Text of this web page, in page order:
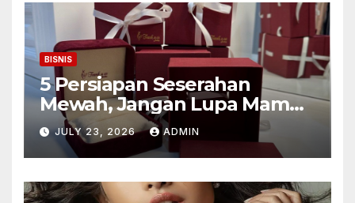
BISNIS
5 Persiapan Seserahan
Mewah, Jangan Lupa Mampir
ke Toko Emas Galaxy Mall
Surabaya
JULY 23, 2026 ADMIN